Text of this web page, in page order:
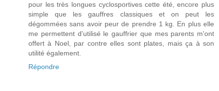
pour les très longues cyclosportives cette été, encore plus
simple que les gauffres classiques et on peut les
dégommées sans avoir peur de prendre 1 kg. En plus elle
me permettent d'utilisé le gauffrier que mes parents m'ont
offert à Noel, par contre elles sont plates, mais ça à son
utilité également.
Répondre